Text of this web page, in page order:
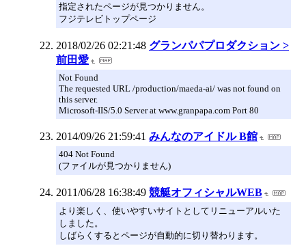
指定されたページが見つかりません。
フジテレビトップページ
2018/02/26 02:21:48 グランパパプロダクション >
前田愛
Not Found
The requested URL /production/maeda-ai/ was not found on
this server.
Microsoft-IIS/5.0 Server at www.granpapa.com Port 80
2014/09/26 21:59:41 みんなのアイドル B館
404 Not Found
(ファイルが見つかりません)
2011/06/28 16:38:49 競艇オフィシャルWEB
より楽しく、使いやすいサイトとしてリニューアルいた
しました。
しばらくするとページが自動的に切り替わります。